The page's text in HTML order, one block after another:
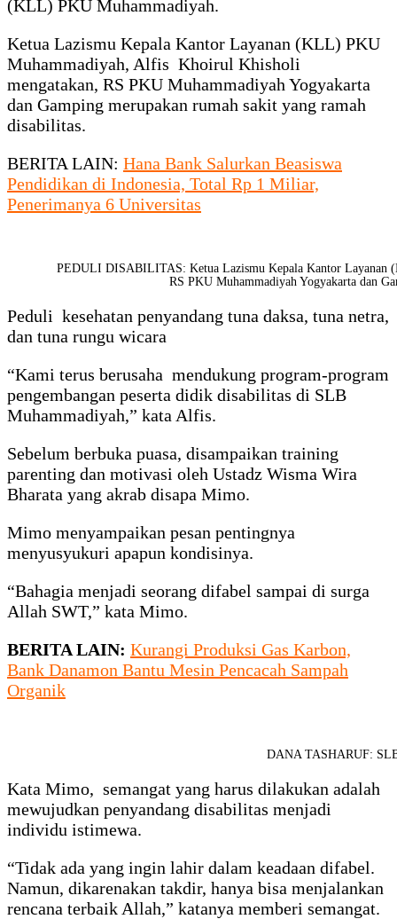
(KLL) PKU Muhammadiyah.
Ketua Lazismu Kepala Kantor Layanan (KLL) PKU
Muhammadiyah, Alfis Khoirul Khisholi
mengatakan, RS PKU Muhammadiyah Yogyakarta
dan Gamping merupakan rumah sakit yang ramah
disabilitas.
BERITA LAIN: Hana Bank Salurkan Beasiswa
Pendidikan di Indonesia, Total Rp 1 Miliar,
Penerimanya 6 Universitas
PEDULI DISABILITAS: Ketua Lazismu Kepala Kantor
RS PKU Muhammadiyah Yogyakarta dan
Peduli kesehatan penyandang tuna daksa, tuna netra,
dan tuna rungu wicara
“Kami terus berusaha mendukung program-program
pengembangan peserta didik disabilitas di SLB
Muhammadiyah,” kata Alfis.
Sebelum berbuka puasa, disampaikan training
parenting dan motivasi oleh Ustadz Wisma Wira
Bharata yang akrab disapa Mimo.
Mimo menyampaikan pesan pentingnya
menyusyukuri apapun kondisinya.
“Bahagia menjadi seorang difabel sampai di surga
Allah SWT,” kata Mimo.
BERITA LAIN: Kurangi Produksi Gas Karbon,
Bank Danamon Bantu Mesin Pencacah Sampah
Organik
DANA TASHARUF: SLB
Kata Mimo, semangat yang harus dilakukan adalah
mewujudkan penyandang disabilitas menjadi
individu istimewa.
“Tidak ada yang ingin lahir dalam keadaan difabel.
Namun, dikarenakan takdir, hanya bisa menjalankan
rencana terbaik Allah,” katanya memberi semangat.